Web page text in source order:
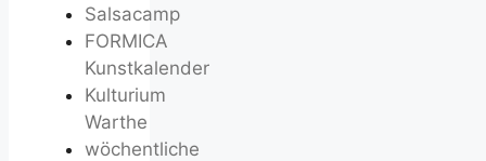
Salsacamp
FORMICA
Kunstkalender
Kulturium
Warthe
wöchentliche